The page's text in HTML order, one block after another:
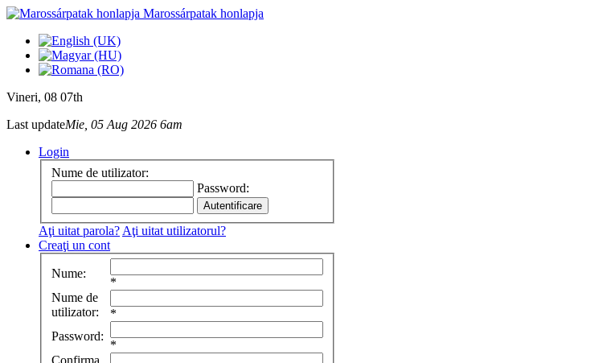
Marossárpatak honlapja
Vineri, 08 07th
Last updateMie, 05 Aug 2026 6am
Login
Nume de utilizator:
Password:
Aţi uitat parola? Aţi uitat utilizatorul?
Creaţi un cont
Nume:
*
Nume de
utilizator:
*
Password:
*